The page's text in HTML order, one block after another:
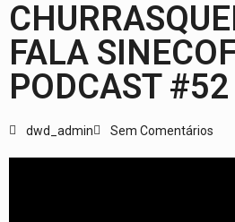
FALA
PODCAST #52
dwd_admin Sem Comentários